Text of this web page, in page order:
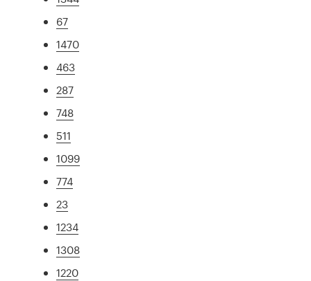
67
1470
463
287
748
511
1099
774
23
1234
1308
1220